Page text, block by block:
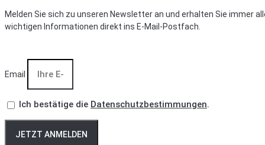
Melden Sie sich zu unseren Newsletter an und erhalten Sie immer
wichtigen Informationen direkt ins E-Mail-Postfach.
Email
Ich bestätige die Datenschutzbestimmungen.
JETZT ANMELDEN